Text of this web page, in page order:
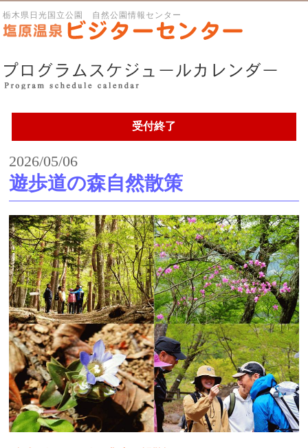
栃木県日光国立公園 自然公園情報センター
受付終了
2026/05/06
遊歩道の森自然散策